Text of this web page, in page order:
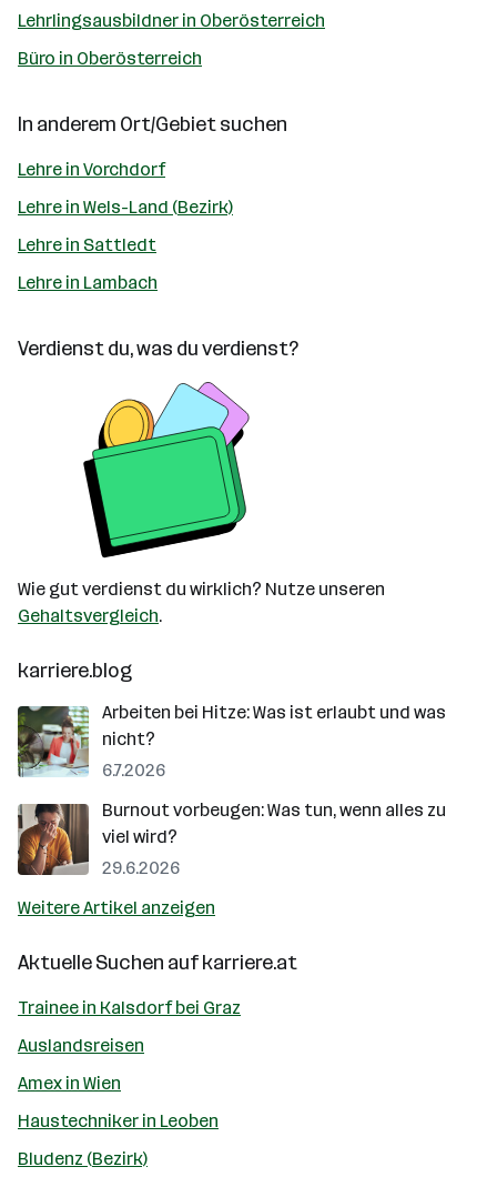
Lehrlingsausbildner in Oberösterreich
Büro in Oberösterreich
In anderem Ort/Gebiet suchen
Lehre in Vorchdorf
Lehre in Wels-Land (Bezirk)
Lehre in Sattledt
Lehre in Lambach
Verdienst du, was du verdienst?
Wie gut verdienst du wirklich? Nutze unseren
Gehaltsvergleich.
karriere.blog
Arbeiten bei Hitze: Was ist erlaubt und was
nicht?
6.7.2026
Burnout vorbeugen: Was tun, wenn alles zu
viel wird?
29.6.2026
Weitere Artikel anzeigen
Aktuelle Suchen aufkarriere.at
Trainee in Kalsdorf bei Graz
Auslandsreisen
Amex in Wien
Haustechniker in Leoben
Bludenz (Bezirk)